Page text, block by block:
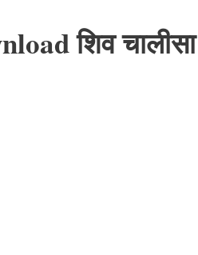
शिव चालीसा